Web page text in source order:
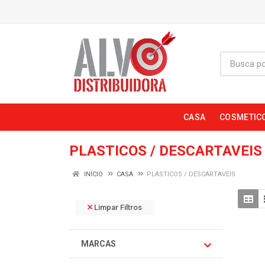
CASA
PLASTICOS / DESCARTAVEIS
INÍCIO CASA PLASTICOS / DESCARTAVEIS
Limpar Filtros
MARCAS